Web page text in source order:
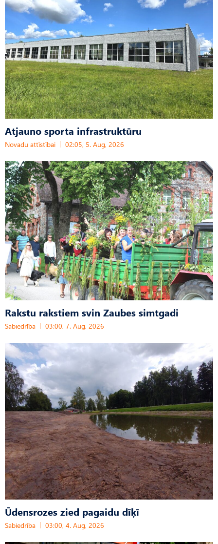
Atjauno sporta infrastruktūru
Novadu attīstībai 02:05, 5. Aug, 2026
Rakstu rakstiem svin Zaubes simtgadi
Sabiedrība 03:00, 7. Aug, 2026
Ūdensrozes zied pagaidu dīķī
Sabiedrība 03:00, 4. Aug, 2026